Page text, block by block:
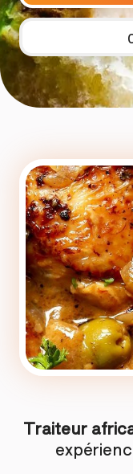
Traiteur